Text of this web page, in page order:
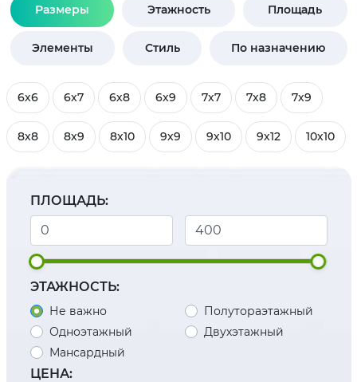
Размеры Этажность Площадь
Элементы Стиль По назначению
6х6 6х7 6х8 6х9 7х7 7х8 7х9
8х8 8х9 8х10 9х9 9х10 9х12 10х10
ПЛОЩАДЬ:
ЭТАЖНОСТЬ:
Не важно
Одноэтажный
Мансардный
Полутораэтажный
Двухэтажный
ЦЕНА: